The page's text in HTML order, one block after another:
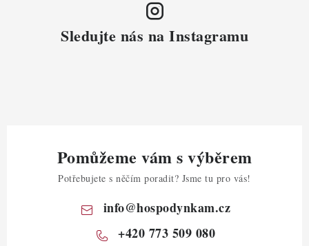
Sledujte nás na Instagramu
Pomůžeme vám s výběrem
Potřebujete s něčím poradit? Jsme tu pro vás!
info@hospodynkam.cz
+420 773 509 080